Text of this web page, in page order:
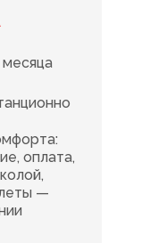
месяца
оплата,
—